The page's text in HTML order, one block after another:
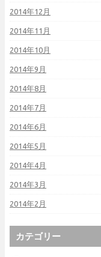
2014年12月
2014年11月
2014年10月
2014年9月
2014年8月
2014年7月
2014年6月
2014年5月
2014年4月
2014年3月
2014年2月
カテゴリー